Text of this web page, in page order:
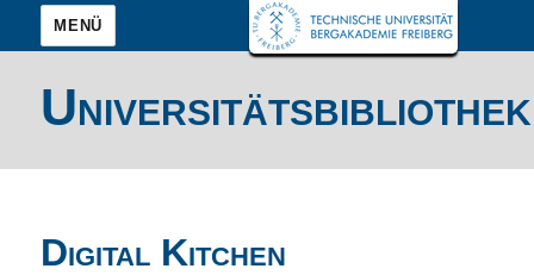
MENÜ
Universitätsbibliothek
Digital Kitchen